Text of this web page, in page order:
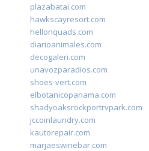
plazabatai.com
hawkscayresort.com
hellonquads.com
diarioanimales.com
decogaleri.com
unavozparadios.com
shoes-vert.com
elbotanicopanama.com
shadyoaksrockportrvpark.com
jccoinlaundry.com
kautorepair.com
marjaeswinebar.com